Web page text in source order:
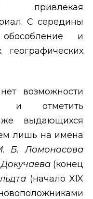
привлекая
С середины
и
возможности
и отметить
выдающихся
лишь на имена
Б. Ломоносова
(конец
(начало XIX